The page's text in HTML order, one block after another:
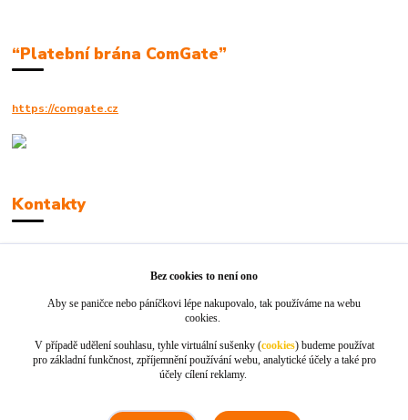
“Platební brána ComGate”
https://comgate.cz
Kontakty
info@jackie-shop.cz
Bez cookies to není ono
Aby se paničce nebo páníčkovi lépe nakupovalo, tak používáme na webu
cookies.
V případě udělení souhlasu, tyhle virtuální sušenky (cookies) budeme používat
pro základní funkčnost, zpříjemnění používání webu, analytické účely a také pro
účely cílení reklamy.